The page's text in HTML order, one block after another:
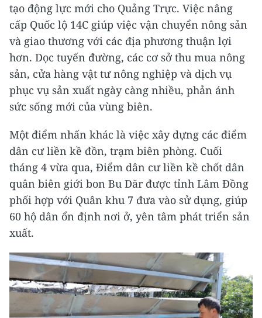
tạo động lực mới cho Quảng Trực. Việc nâng
cấp Quốc lộ 14C giúp việc vận chuyển nông sản
và giao thương với các địa phương thuận lợi
hơn. Dọc tuyến đường, các cơ sở thu mua nông
sản, cửa hàng vật tư nông nghiệp và dịch vụ
phục vụ sản xuất ngày càng nhiều, phản ánh
sức sống mới của vùng biên.
Một điểm nhấn khác là việc xây dựng các điểm
dân cư liền kề đồn, trạm biên phòng. Cuối
tháng 4 vừa qua, Điểm dân cư liền kề chốt dân
quân biên giới bon Bu Dăr được tỉnh Lâm Đồng
phối hợp với Quân khu 7 đưa vào sử dụng, giúp
60 hộ dân ổn định nơi ở, yên tâm phát triển sản
xuất.